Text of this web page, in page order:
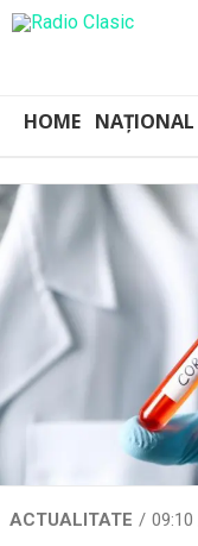
HOME NAȚIONAL
ACTUALITATE